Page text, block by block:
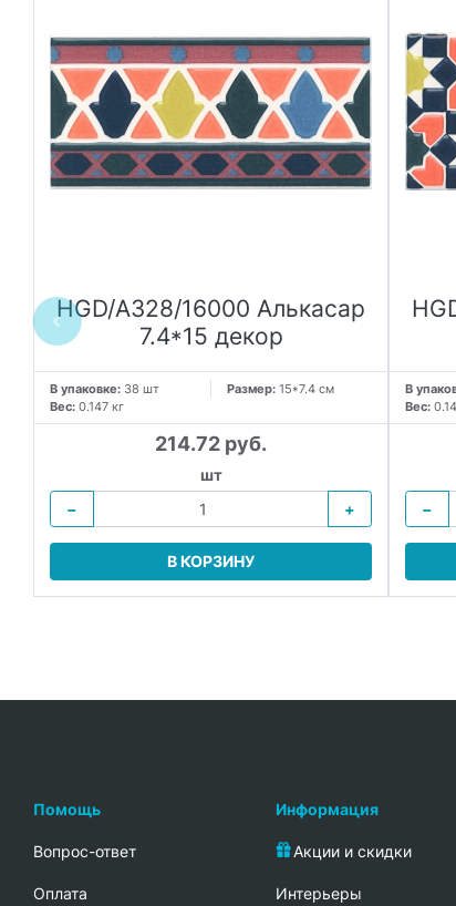
HGD/A328/16000 Алькасар
7.4*15 декор
В упаковке: 38 шт Размер: 15*7.4 см
Вес: 0.147 кг
214.72 руб.
шт
−
+
В КОРЗИНУ
В
Вес:
−
Помощь
Вопрос-ответ
Oплата
Информация
Акции и скидки
Интерьеры